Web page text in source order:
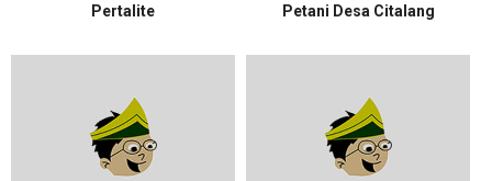
Pertalite
Petani Desa Citalang